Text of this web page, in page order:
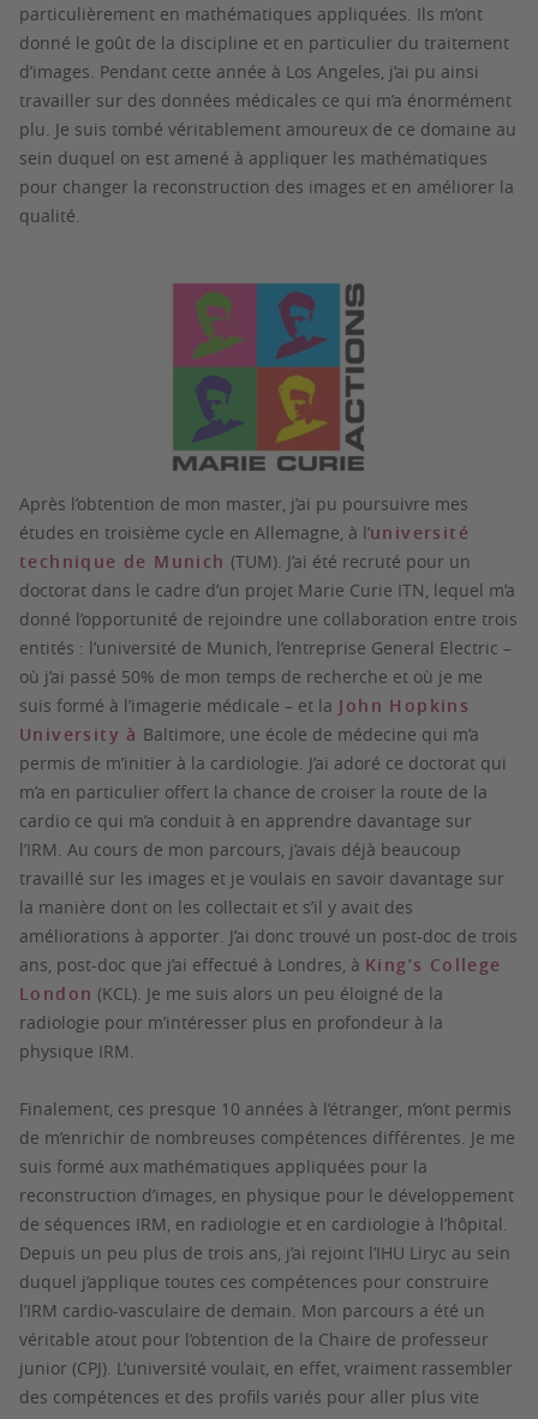
particulièrement en mathématiques appliquées. Ils m’ont
donné le goût de la discipline et en particulier du traitement
d’images. Pendant cette année à Los Angeles, j’ai pu ainsi
travailler sur des données médicales ce qui m’a énormément
plu. Je suis tombé véritablement amoureux de ce domaine au
sein duquel on est amené à appliquer les mathématiques
pour changer la reconstruction des images et en améliorer la
qualité.
Après l’obtention de mon master, j’ai pu poursuivre mes
études en troisième cycle en Allemagne, à l’université
technique de Munich (TUM). J’ai été recruté pour un
doctorat dans le cadre d’un projet Marie Curie ITN, lequel m’a
donné l’opportunité de rejoindre une collaboration entre trois
entités : l’université de Munich, l’entreprise General Electric –
où j’ai passé 50% de mon temps de recherche et où je me
suis formé à l’imagerie médicale – et la John Hopkins
University à Baltimore, une école de médecine qui m’a
permis de m’initier à la cardiologie. J’ai adoré ce doctorat qui
m’a en particulier offert la chance de croiser la route de la
cardio ce qui m’a conduit à en apprendre davantage sur
l’IRM. Au cours de mon parcours, j’avais déjà beaucoup
travaillé sur les images et je voulais en savoir davantage sur
la manière dont on les collectait et s’il y avait des
améliorations à apporter. J’ai donc trouvé un post-doc de trois
ans, post-doc que j’ai effectué à Londres, à King’s College
London (KCL). Je me suis alors un peu éloigné de la
radiologie pour m’intéresser plus en profondeur à la
physique IRM.
Finalement, ces presque 10 années à l’étranger, m’ont permis
de m’enrichir de nombreuses compétences différentes. Je me
suis formé aux mathématiques appliquées pour la
reconstruction d’images, en physique pour le développement
de séquences IRM, en radiologie et en cardiologie à l’hôpital.
Depuis un peu plus de trois ans, j’ai rejoint l’IHU Liryc au sein
duquel j’applique toutes ces compétences pour construire
l’IRM cardio-vasculaire de demain. Mon parcours a été un
véritable atout pour l’obtention de la Chaire de professeur
junior (CPJ). L’université voulait, en effet, vraiment rassembler
des compétences et des profils variés pour aller plus vite